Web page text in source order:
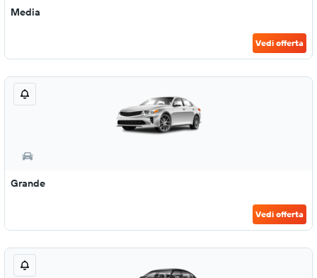
Media
Vedi offerta
Grande
Vedi offerta